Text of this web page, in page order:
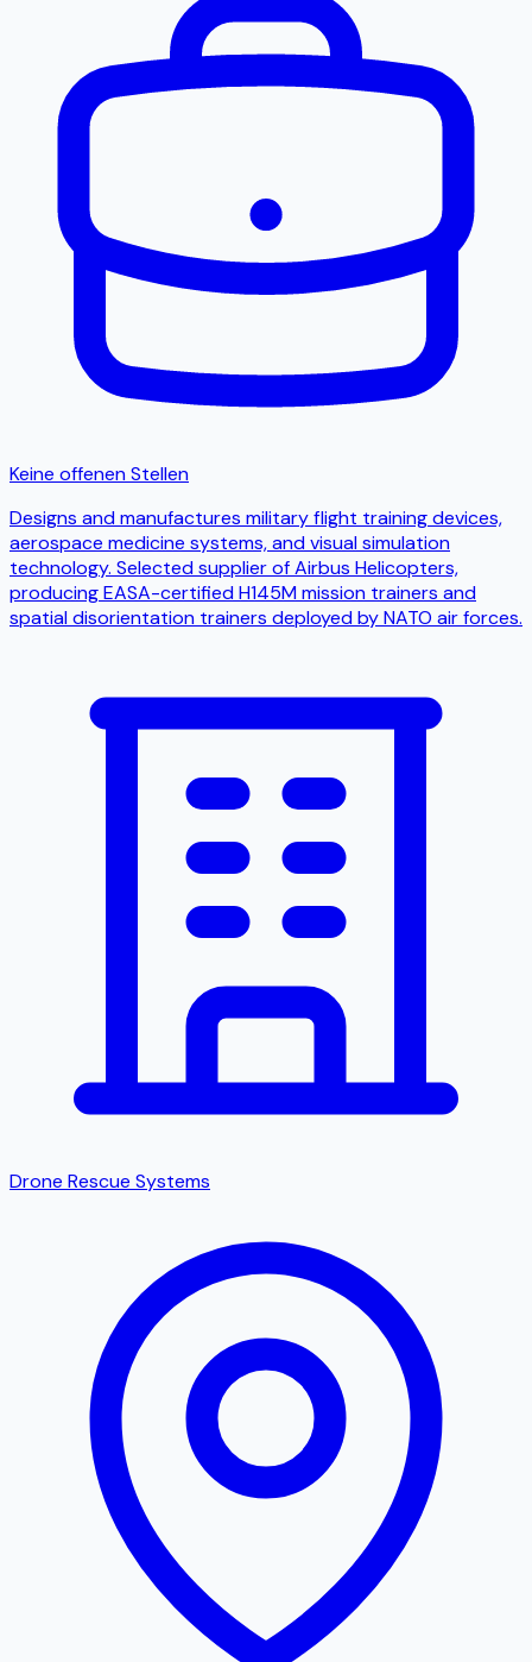
Keine offenen Stellen
Designs and manufactures military flight training devices,
aerospace medicine systems, and visual simulation
technology. Selected supplier of Airbus Helicopters,
producing EASA-certified H145M mission trainers and
spatial disorientation trainers deployed by NATO air forces.
Drone Rescue Systems